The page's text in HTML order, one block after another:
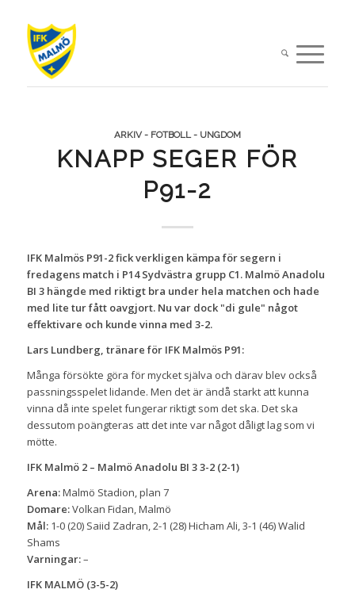
ARKIV - FOTBOLL - UNGDOM
KNAPP SEGER FÖR
P91-2
IFK Malmös P91-2 fick verkligen kämpa för segern i
fredagens match i P14 Sydvästra grupp C1. Malmö Anadolu
BI 3 hängde med riktigt bra under hela matchen och hade
med lite tur fått oavgjort. Nu var dock "di gule" något
effektivare och kunde vinna med 3-2.
Lars Lundberg, tränare för IFK Malmös P91:
Många försökte göra för mycket själva och därav blev också
passningsspelet lidande. Men det är ändå starkt att kunna
vinna då inte spelet fungerar riktigt som det ska. Det ska
dessutom poängteras att det inte var något dåligt lag som vi
mötte.
IFK Malmö 2 – Malmö Anadolu BI 3 3-2 (2-1)
Arena:Malmö Stadion, plan 7
Domare:Volkan Fidan, Malmö
Mål:1-0 (20) Saiid Zadran, 2-1 (28) Hicham Ali, 3-1 (46) Walid
Shams
Varningar:–
IFK MALMÖ (3-5-2)